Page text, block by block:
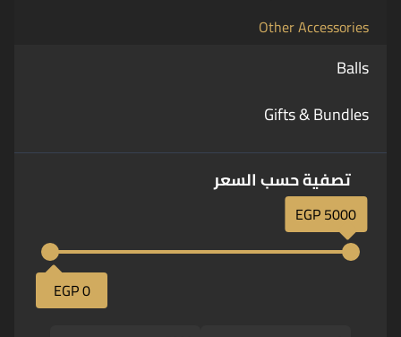
Other Accessories
Balls
Gifts & Bundles
تصفية حسب السعر
0 EGP
5000 EGP